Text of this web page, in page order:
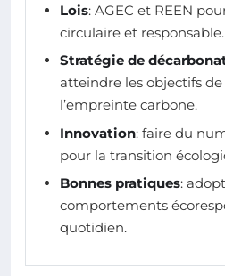
Lois: AGEC et REEN
circulaire et responsable.
Stratégie de
atteindre les objectifs
l’empreinte carbone.
Innovation: faire du
pour la transition
Bonnes pratiques:
comportements
quotidien.